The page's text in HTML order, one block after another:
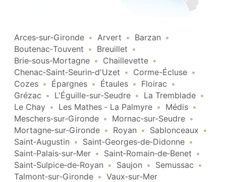
Arces‑sur‑Gironde Arvert
Barzan
Boutenac‑Touvent
Breuillet
Brie‑sous‑Mortagne
Chaillevette
Chenac‑Saint‑Seurin‑d'Uzet
Corme-Écluse
Cozes
Épargnes Étaules
Floirac
Grézac
L'Éguille-sur-Seudre
La Tremblade
Le Chay
Les Mathes ‑ La Palmyre
Médis
Meschers‑sur‑Gironde
Mornac‑sur‑Seudre
Mortagne‑sur‑Gironde
Royan
Sablonceaux
Saint‑Augustin
Saint‑Georges‑de‑Didonne
Saint‑Palais‑sur‑Mer
Saint‑Romain‑de‑Benet
Saint‑Sulpice‑de‑Royan
Saujon
Semussac
Talmont‑sur‑Gironde
Vaux‑sur‑Mer